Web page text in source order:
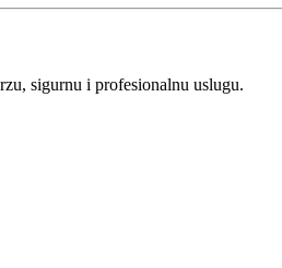
sigurnu i profesionalnu uslugu.